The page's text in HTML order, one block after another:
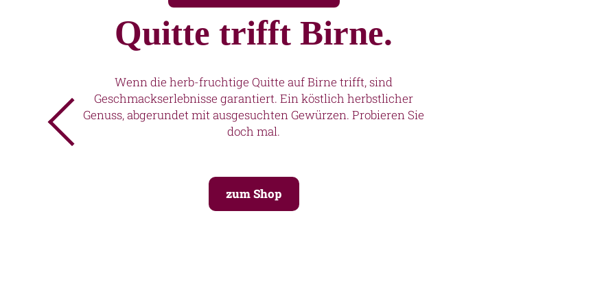
Quitte trifft Birne.
Wenn die herb-fruchtige Quitte auf Birne trifft, sind
Geschmackserlebnisse garantiert. Ein köstlich herbstlicher
Genuss, abgerundet mit ausgesuchten Gewürzen. Probieren Sie
doch mal.
zum Shop